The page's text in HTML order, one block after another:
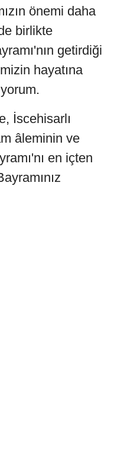
önemi daha
birlikte
getirdiği
hayatına
İscehisarlı
âleminin ve
en içten